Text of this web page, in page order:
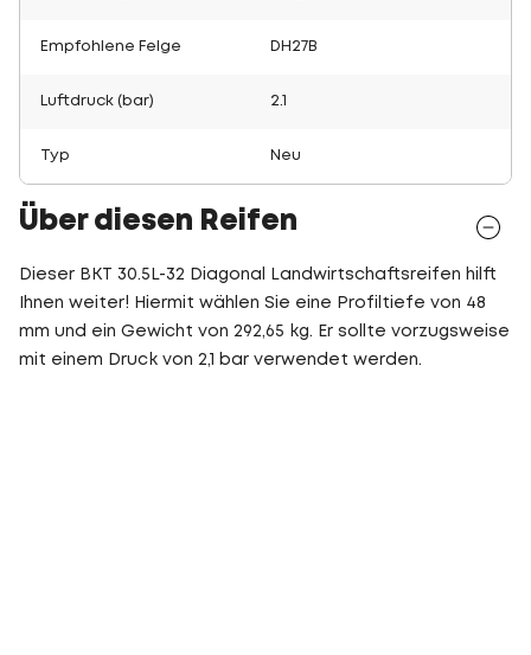
Empfohlene Felge DH27B
Luftdruck (bar) 2.1
Typ Neu
Über diesen Reifen
Dieser BKT 30.5L-32 Diagonal Landwirtschaftsreifen hilft
Ihnen weiter! Hiermit wählen Sie eine Profiltiefe von 48
mm und ein Gewicht von 292,65 kg. Er sollte vorzugsweise
mit einem Druck von 2,1 bar verwendet werden.